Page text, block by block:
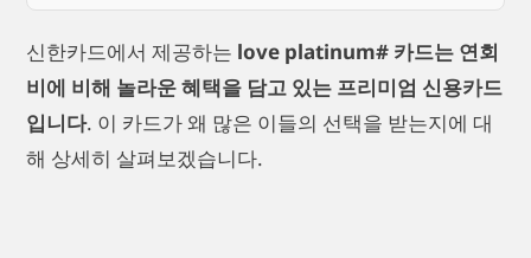
신한카드에서 제공하는 love platinum# 카드는 연회
비에 비해 놀라운 혜택을 담고 있는 프리미엄 신용카드
입니다. 이 카드가 왜 많은 이들의 선택을 받는지에 대
해 상세히 살펴보겠습니다.